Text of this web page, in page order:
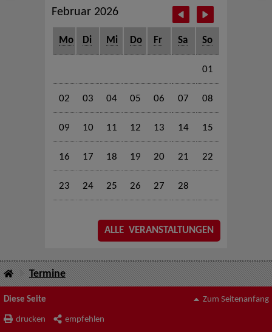
Februar 2026
Mo Di Mi Do Fr Sa So
01
02 03 04 05 06 07 08
09 10 11 12 13 14 15
16 17 18 19 20 21 22
23 24 25 26 27 28
ALLE VERANSTALTUNGEN
Termine
Diese Seite
drucken empfehlen
Zum Seitenanfang